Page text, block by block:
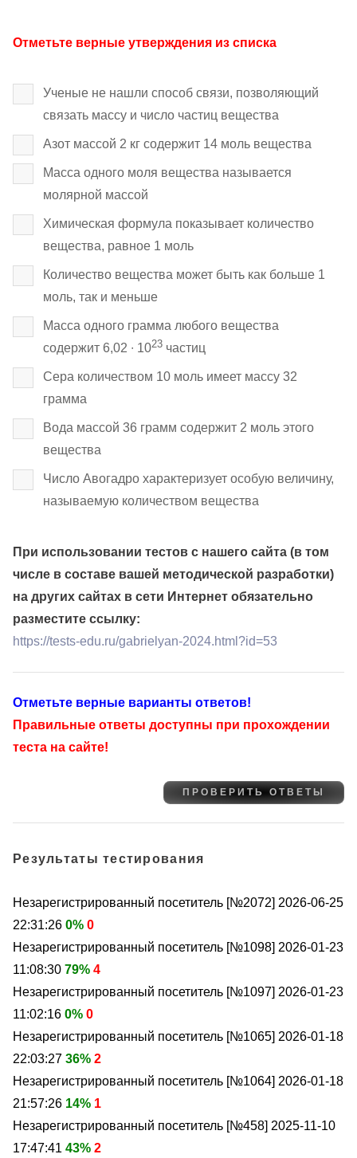
Отметьте верные утверждения из списка
Ученые не нашли способ связи, позволяющий
связать массу и число частиц вещества
Азот массой 2 кг содержит 14 моль вещества
Масса одного моля вещества называется
молярной массой
Химическая формула показывает количество
вещества, равное 1 моль
Количество вещества может быть как больше 1
моль, так и меньше
Масса одного грамма любого вещества
содержит 6,02 ∙ 1023 частиц
Сера количеством 10 моль имеет массу 32
грамма
Вода массой 36 грамм содержит 2 моль этого
вещества
Число Авогадро характеризует особую величину,
называемую количеством вещества
При использовании тестов с нашего сайта (в том
числе в составе вашей методической разработки)
на других сайтах в сети Интернет обязательно
разместите ссылку:
https://tests-edu.ru/gabrielyan-2024.html?id=53
Отметьте верные варианты ответов!
Правильные ответы доступны при прохождении
теста на сайте!
Результаты тестирования
Незарегистрированный посетитель [№2072] 2026-06-25
22:31:26 0% 0
Незарегистрированный посетитель [№1098] 2026-01-23
11:08:30 79% 4
Незарегистрированный посетитель [№1097] 2026-01-23
11:02:16 0% 0
Незарегистрированный посетитель [№1065] 2026-01-18
22:03:27 36% 2
Незарегистрированный посетитель [№1064] 2026-01-18
21:57:26 14% 1
Незарегистрированный посетитель [№458] 2025-11-10
17:47:41 43% 2